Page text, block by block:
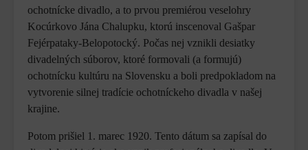
ochotnícke divadlo, a to prvou premiérou veselohry
Kocúrkovo Jána Chalupku, ktorú inscenoval Gašpar
Fejérpataky-Belopotocký. Počas nej vznikli desiatky
divadelných súborov, ktoré formovali (a formujú)
ochotnícku kultúru na Slovensku a boli predpokladom na
vytvorenie silnej tradície ochotníckeho divadla v našej
krajine.
Potom prišiel 1. marec 1920. Tento dátum sa zapísal do